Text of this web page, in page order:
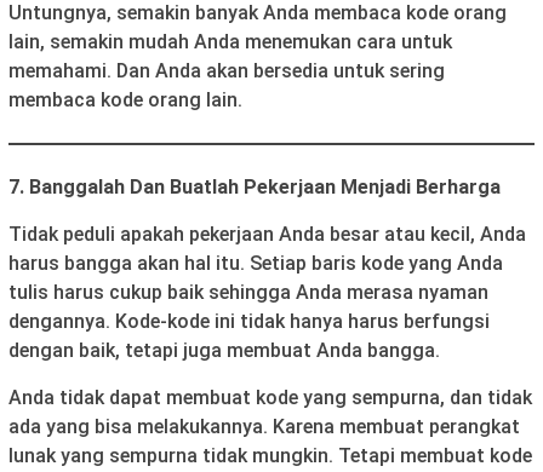
Untungnya, semakin banyak Anda membaca kode orang
lain, semakin mudah Anda menemukan cara untuk
memahami. Dan Anda akan bersedia untuk sering
membaca kode orang lain.
7. Banggalah Dan Buatlah Pekerjaan Menjadi Berharga
Tidak peduli apakah pekerjaan Anda besar atau kecil, Anda
harus bangga akan hal itu. Setiap baris kode yang Anda
tulis harus cukup baik sehingga Anda merasa nyaman
dengannya. Kode-kode ini tidak hanya harus berfungsi
dengan baik, tetapi juga membuat Anda bangga.
Anda tidak dapat membuat kode yang sempurna, dan tidak
ada yang bisa melakukannya. Karena membuat perangkat
lunak yang sempurna tidak mungkin. Tetapi membuat kode